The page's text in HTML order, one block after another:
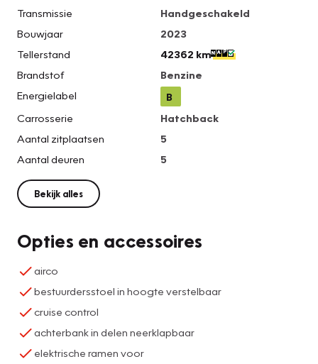
Transmissie
Handgeschakeld
Bouwjaar
2023
Tellerstand
42362 km
Brandstof
Benzine
Energielabel
B
Carrosserie
Hatchback
Aantal zitplaatsen
5
Aantal deuren
5
Bekijk alles
Opties en accessoires
airco
bestuurdersstoel in hoogte verstelbaar
cruise control
achterbank in delen neerklapbaar
elektrische ramen voor